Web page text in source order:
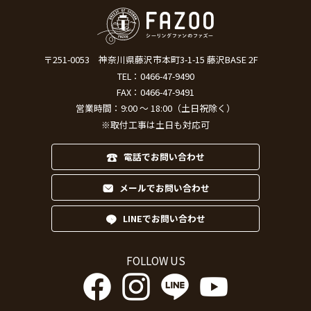
〒251-0053
神奈川県藤沢市本町3-1-15 藤沢BASE 2F
TEL： 0466-47-9490
FAX：0466-47-9491
営業時間：9:00 ～ 18:00（土日祝除く）
※取付工事は土日も対応可
電話でお問い合わせ
メールでお問い合わせ
LINEでお問い合わせ
FOLLOW US